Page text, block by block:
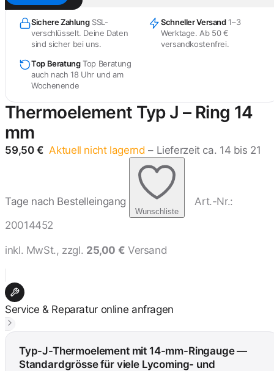
Sichere Zahlung SSL-
verschlüsselt. Deine Daten
sind sicher bei uns.
Schneller Versand 1–3
Werktage. Ab 50 €
versandkostenfrei.
Top Beratung Top Beratung
auch nach 18 Uhr und am
Wochenende
Thermoelement Typ J – Ring 14
mm
59,50 € Aktuell nicht lagernd – Lieferzeit ca. 14 bis 21
Tage nach Bestelleingang
Wunschliste
Art.-Nr.:
20014452
inkl. MwSt., zzgl. 25,00 € Versand
Service & Reparatur online anfragen
Typ-J-Thermoelement mit 14-mm-Ringauge —
Standardgrösse für viele Lycoming- und